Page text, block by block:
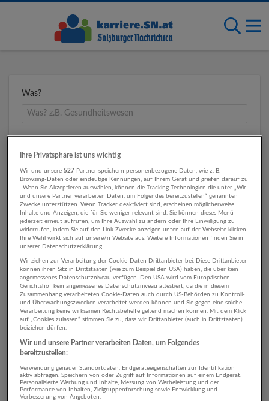
Was?
Umkreis
1 Grafik, Design Öffentliche
Verwaltung Unternehmen
Ihre Privatsphäre ist uns wichtig
Wir und unsere527 Partner speichern personenbezogene Daten, wie z. B.
Browsing-Daten oder eindeutige Kennungen, auf Ihrem Gerät und greifen darauf zu
. Wenn Sie Akzeptieren auswählen, können die Tracking-Technologien die unter „Wir
und unsere Partner verarbeiten Daten, um Folgendes bereitzustellen“ genannten
Zwecke unterstützen. Wenn Tracker deaktiviert sind, erscheinen möglicherweise
Inhalte und Anzeigen, die für Sie weniger relevant sind. Sie können dieses Menü
jederzeit erneut aufrufen, um Ihre Auswahl zu ändern oder Ihre Einwilligung zu
widerrufen, indem Sie auf den Link Zwecke anzeigen unten auf der Webseite klicken.
Ihre Wahl wirkt sich auf unsere/n Website aus. Weitere Informationen finden Sie in
unserer Datenschutzerklärung.
Wir ziehen zur Verarbeitung der Cookie-Daten Drittanbieter bei. Diese Drittanbieter
können ihren Sitz in Drittstaaten (wie zum Beispiel den USA) haben, die über kein
angemessenes Datenschutzniveau verfügen. Den USA wird vom Europäischen
Gerichtshof kein angemessenes Datenschutzniveau attestiert, da die in diesem
Zusammenhang verarbeiteten Cookie-Daten auch durch US-Behörden zu Kontroll-
und Überwachungszwecken verarbeitet werden können und Sie gegen eine solche
Verarbeitung keine wirksamen Rechtsbehelfe geltend machen können. Mit dem Klick
auf „Cookies zulassen“ stimmen Sie zu, dass wir Drittanbieter (auch in Drittstaaten)
beiziehen dürfen.
Wir und unsere Partner verarbeiten Daten, um Folgendes
bereitzustellen:
Verwendung genauer Standortdaten. Endgeräteeigenschaften zur Identifikation
aktiv abfragen. Speichern von oder Zugriff auf Informationen auf einem Endgerät.
Personalisierte Werbung und Inhalte, Messung von Werbeleistung und der
Performance von Inhalten, Zielgruppenforschung sowie Entwicklung und
Verbesserung von Angeboten.